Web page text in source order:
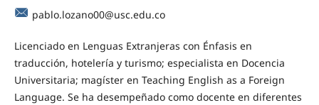
pablo.lozano00@usc.edu.co
Licenciado en Lenguas Extranjeras con Énfasis en
traducción, hotelería y turismo; especialista en Docencia
Universitaria; magíster en Teaching English as a Foreign
Language. Se ha desempeñado como docente en diferentes